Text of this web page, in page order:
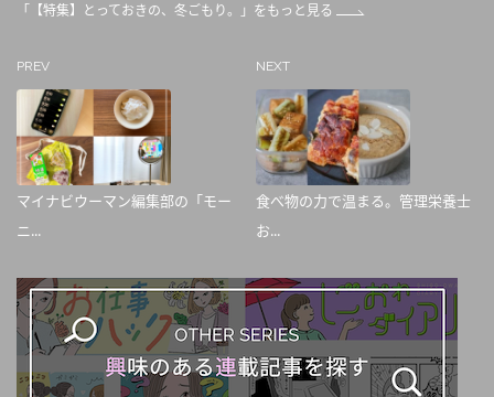
「【特集】とっておきの、冬ごもり。」をもっと見る
PREV
マイナビウーマン編集部の「モー
ニ...
NEXT
食べ物の力で温まる。管理栄養士
お...